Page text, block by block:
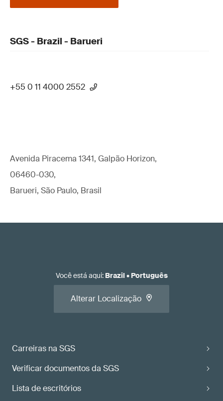
SGS - Brazil - Barueri
+55 0 11 4000 2552
Avenida Piracema 1341, Galpão Horizon,
06460-030,
Barueri, São Paulo, Brasil
Carreiras na SGS
Verificar documentos da SGS
Lista de escritórios
Você está aqui: Brazil• Português
Alterar Localização